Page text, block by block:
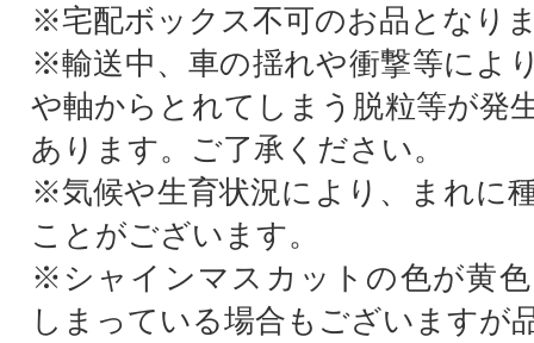
※宅配ボックス不可のお品となり
※輸送中、車の揺れや衝撃等によ
や軸からとれてしまう脱粒等が発
あります。ご了承ください。
※気候や生育状況により、まれに
ことがございます。
※シャインマスカットの色が黄
しまっている場合もございますが